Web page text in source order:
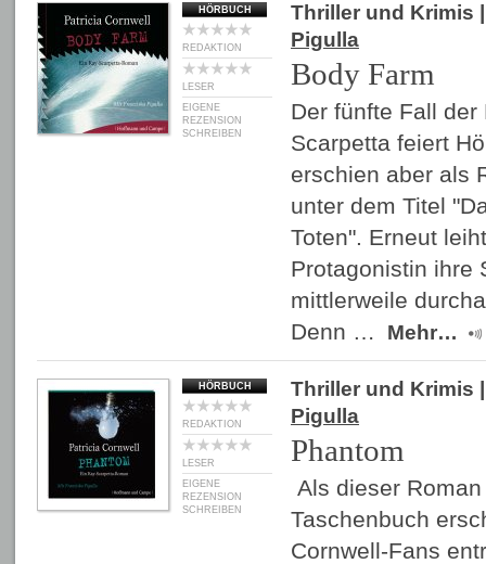
HÖRBUCH
REDAKTION
LESER
EIGENE
REZENSION
SCHREIBEN
Thriller und Krimis
Pigulla
Body Farm
Der fünfte Fall
Scarpetta feiert
erschien aber als
unter dem Titel
Toten". Erneut
Protagonistin ihre
mittlerweile
Denn …
Mehr…
HÖRBUCH
REDAKTION
LESER
EIGENE
REZENSION
SCHREIBEN
Thriller und Krimis
Pigulla
Phantom
Als dieser
Taschenbuch
Cornwell-Fans